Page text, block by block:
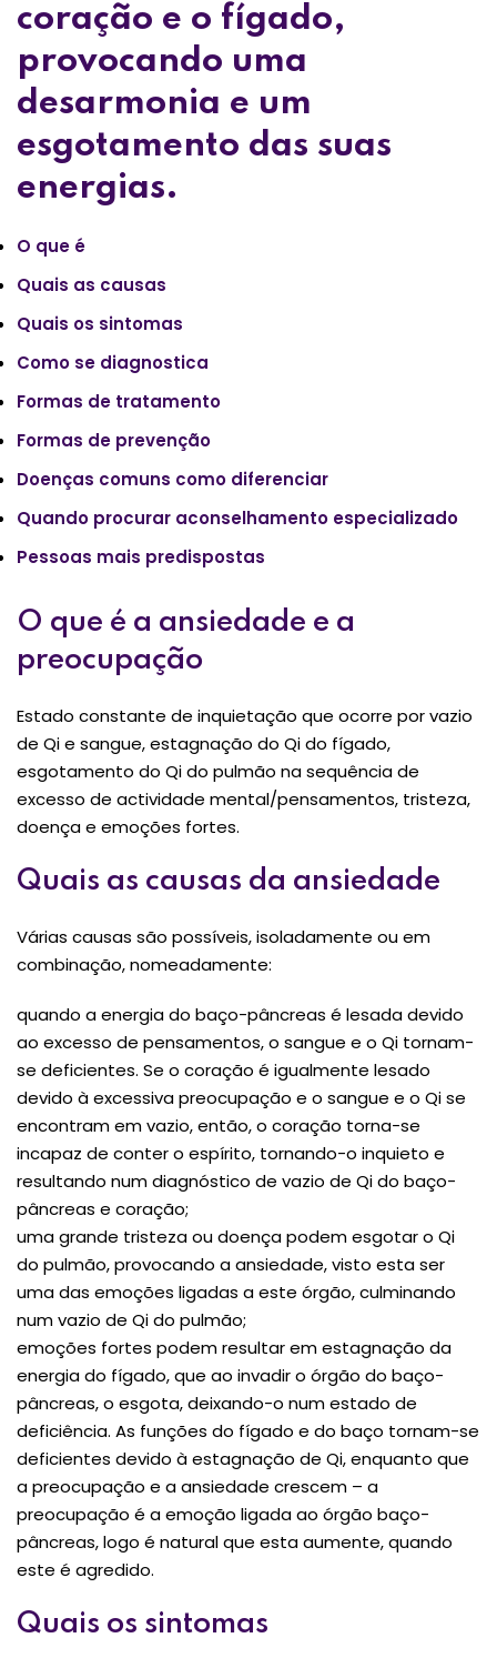
coração e o fígado,
provocando uma
desarmonia e um
esgotamento das suas
energias.
O que é
Quais as causas
Quais os sintomas
Como se diagnostica
Formas de tratamento
Formas de prevenção
Doenças comuns como diferenciar
Quando procurar aconselhamento especializado
Pessoas mais predispostas
O que é a ansiedade e a
preocupação
Estado constante de inquietação que ocorre por vazio
de Qi e sangue, estagnação do Qi do fígado,
esgotamento do Qi do pulmão na sequência de
excesso de actividade mental/pensamentos, tristeza,
doença e emoções fortes.
Quais as causas da ansiedade
Várias causas são possíveis, isoladamente ou em
combinação, nomeadamente:
quando a energia do baço-pâncreas é lesada devido
ao excesso de pensamentos, o sangue e o Qi tornam-
se deficientes. Se o coração é igualmente lesado
devido à excessiva preocupação e o sangue e o Qi se
encontram em vazio, então, o coração torna-se
incapaz de conter o espírito, tornando-o inquieto e
resultando num diagnóstico de vazio de Qi do baço-
pâncreas e coração;
uma grande tristeza ou doença podem esgotar o Qi
do pulmão, provocando a ansiedade, visto esta ser
uma das emoções ligadas a este órgão, culminando
num vazio de Qi do pulmão;
emoções fortes podem resultar em estagnação da
energia do fígado, que ao invadir o órgão do baço-
pâncreas, o esgota, deixando-o num estado de
deficiência. As funções do fígado e do baço tornam-se
deficientes devido à estagnação de Qi, enquanto que
a preocupação e a ansiedade crescem – a
preocupação é a emoção ligada ao órgão baço-
pâncreas, logo é natural que esta aumente, quando
este é agredido.
Quais os sintomas